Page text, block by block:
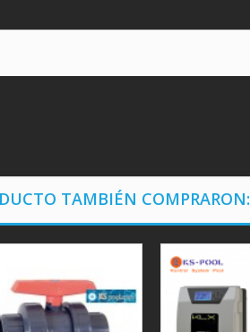
TAMBIÉN COMPRARON: